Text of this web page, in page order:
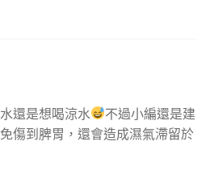
還是想喝涼水
不過小編還是建
傷到脾胃，還會造成濕氣滯留於